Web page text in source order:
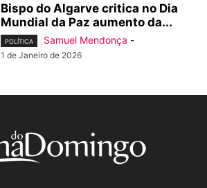
Bispo do Algarve critica no Dia
Mundial da Paz aumento da...
POLÍTICA Samuel Mendonça -
1 de Janeiro de 2026